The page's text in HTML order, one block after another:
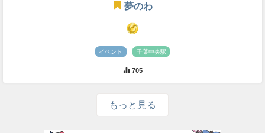
夢のわ
イベント 千葉中央駅
705
もっと見る